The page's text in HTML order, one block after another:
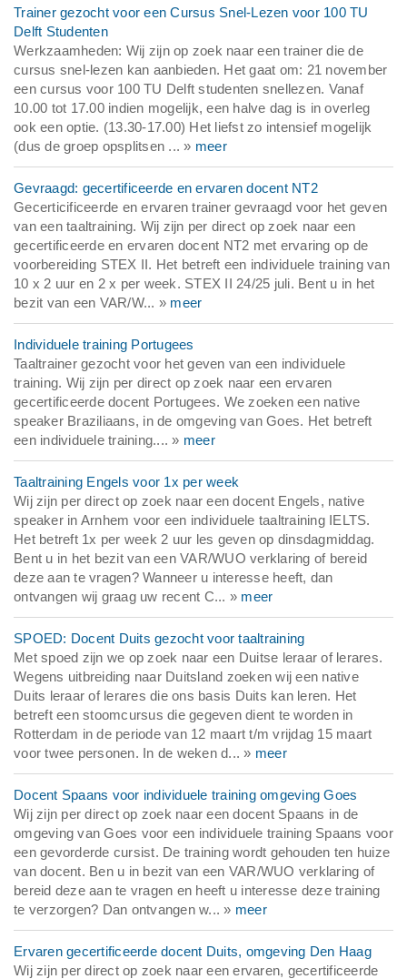
Trainer gezocht voor een Cursus Snel-Lezen voor 100 TU
Delft Studenten
Werkzaamheden: Wij zijn op zoek naar een trainer die de
cursus snel-lezen kan aanbieden. Het gaat om: 21 november
een cursus voor 100 TU Delft studenten snellezen. Vanaf
10.00 tot 17.00 indien mogelijk, een halve dag is in overleg
ook een optie. (13.30-17.00) Het liefst zo intensief mogelijk
(dus de groep opsplitsen ... » meer
Gevraagd: gecertificeerde en ervaren docent NT2
Gecerticificeerde en ervaren trainer gevraagd voor het geven
van een taaltraining. Wij zijn per direct op zoek naar een
gecertificeerde en ervaren docent NT2 met ervaring op de
voorbereiding STEX II. Het betreft een individuele training van
10 x 2 uur en 2 x per week. STEX II 24/25 juli. Bent u in het
bezit van een VAR/W... » meer
Individuele training Portugees
Taaltrainer gezocht voor het geven van een individuele
training. Wij zijn per direct op zoek naar een ervaren
gecertificeerde docent Portugees. We zoeken een native
speaker Braziliaans, in de omgeving van Goes. Het betreft
een individuele training.... » meer
Taaltraining Engels voor 1x per week
Wij zijn per direct op zoek naar een docent Engels, native
speaker in Arnhem voor een individuele taaltraining IELTS.
Het betreft 1x per week 2 uur les geven op dinsdagmiddag.
Bent u in het bezit van een VAR/WUO verklaring of bereid
deze aan te vragen? Wanneer u interesse heeft, dan
ontvangen wij graag uw recent C... » meer
SPOED: Docent Duits gezocht voor taaltraining
Met spoed zijn we op zoek naar een Duitse leraar of lerares.
Wegens uitbreiding naar Duitsland zoeken wij een native
Duits leraar of lerares die ons basis Duits kan leren. Het
betreft een stoomcursus die gegeven dient te worden in
Rotterdam in de periode van 12 maart t/m vrijdag 15 maart
voor twee personen. In de weken d... » meer
Docent Spaans voor individuele training omgeving Goes
Wij zijn per direct op zoek naar een docent Spaans in de
omgeving van Goes voor een individuele training Spaans voor
een gevorderde cursist. De training wordt gehouden ten huize
van docent. Ben u in bezit van een VAR/WUO verklaring of
bereid deze aan te vragen en heeft u interesse deze training
te verzorgen? Dan ontvangen w... » meer
Ervaren gecertificeerde docent Duits, omgeving Den Haag
Wij zijn per direct op zoek naar een ervaren, gecertificeerde